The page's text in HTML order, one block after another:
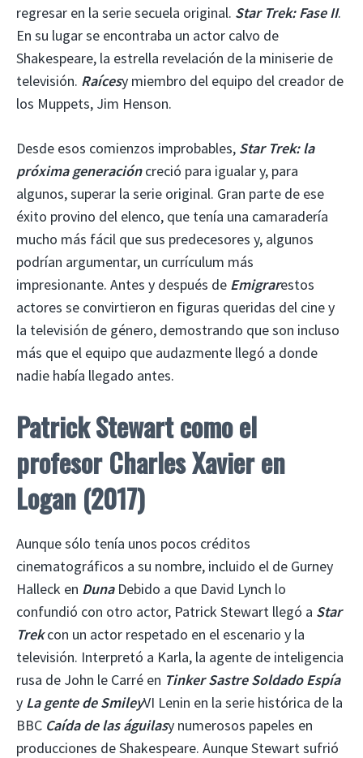
regresar en la serie secuela original. Star Trek: Fase II.
En su lugar se encontraba un actor calvo de
Shakespeare, la estrella revelación de la miniserie de
televisión. Raícesy miembro del equipo del creador de
los Muppets, Jim Henson.
Desde esos comienzos improbables, Star Trek: la
próxima generacióncreció para igualar y, para
algunos, superar la serie original. Gran parte de ese
éxito provino del elenco, que tenía una camaradería
mucho más fácil que sus predecesores y, algunos
podrían argumentar, un currículum más
impresionante. Antes y después de Emigrarestos
actores se convirtieron en figuras queridas del cine y
la televisión de género, demostrando que son incluso
más que el equipo que audazmente llegó a donde
nadie había llegado antes.
Patrick Stewart como el
profesor Charles Xavier en
Logan (2017)
Aunque sólo tenía unos pocos créditos
cinematográficos a su nombre, incluido el de Gurney
Halleck en DunaDebido a que David Lynch lo
confundió con otro actor, Patrick Stewart llegó a Star
Trekcon un actor respetado en el escenario y la
televisión. Interpretó a Karla, la agente de inteligencia
rusa de John le Carré en Tinker Sastre Soldado Espía
y La gente de SmileyVI Lenin en la serie histórica de la
BBC Caída de las águilasy numerosos papeles en
producciones de Shakespeare. Aunque Stewart sufrió